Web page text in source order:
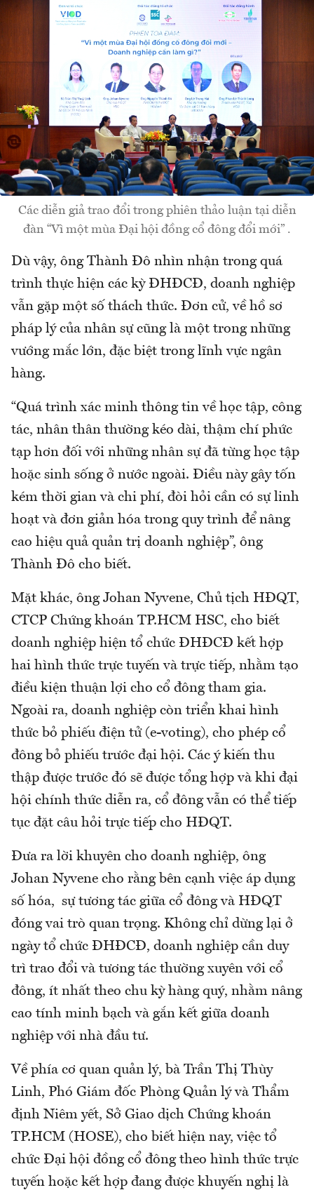
Các diễn giả trao đổi trong phiên thảo luận tại diễn
đàn “Vì một mùa Đại hội đồng cổ đông đổi mới” .
Dù vậy, ông Thành Đô nhìn nhận trong quá
trình thực hiện các kỳ ĐHĐCĐ, doanh nghiệp
vẫn gặp một số thách thức. Đơn cử, về hồ sơ
pháp lý của nhân sự cũng là một trong những
vướng mắc lớn, đặc biệt trong lĩnh vực ngân
hàng.
“Quá trình xác minh thông tin về học tập, công
tác, nhân thân thường kéo dài, thậm chí phức
tạp hơn đối với những nhân sự đã từng học tập
hoặc sinh sống ở nước ngoài. Điều này gây tốn
kém thời gian và chi phí, đòi hỏi cần có sự linh
hoạt và đơn giản hóa trong quy trình để nâng
cao hiệu quả quản trị doanh nghiệp”, ông
Thành Đô cho biết.
Mặt khác, ông Johan Nyvene, Chủ tịch HĐQT,
CTCP Chứng khoán TP.HCM HSC, cho biết
doanh nghiệp hiện tổ chức ĐHĐCĐ kết hợp
hai hình thức trực tuyến và trực tiếp, nhằm tạo
điều kiện thuận lợi cho cổ đông tham gia.
Ngoài ra, doanh nghiệp còn triển khai hình
thức bỏ phiếu điện tử (e-voting), cho phép cổ
đông bỏ phiếu trước đại hội. Các ý kiến thu
thập được trước đó sẽ được tổng hợp và khi đại
hội chính thức diễn ra, cổ đông vẫn có thể tiếp
tục đặt câu hỏi trực tiếp cho HĐQT.
Đưa ra lời khuyên cho doanh nghiệp, ông
Johan Nyvene cho rằng bên cạnh việc áp dụng
số hóa, sự tương tác giữa cổ đông và HĐQT
đóng vai trò quan trọng. Không chỉ dừng lại ở
ngày tổ chức ĐHĐCĐ, doanh nghiệp cần duy
trì trao đổi và tương tác thường xuyên với cổ
đông, ít nhất theo chu kỳ hàng quý, nhằm nâng
cao tính minh bạch và gắn kết giữa doanh
nghiệp với nhà đầu tư.
Về phía cơ quan quản lý, bà Trần Thị Thùy
Linh, Phó Giám đốc Phòng Quản lý và Thẩm
định Niêm yết, Sở Giao dịch Chứng khoán
TP.HCM (HOSE), cho biết hiện nay, việc tổ
chức Đại hội đồng cổ đông theo hình thức trực
tuyến hoặc kết hợp đang được khuyến nghị là